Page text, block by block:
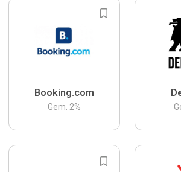
Booking.com
Gem. 2%